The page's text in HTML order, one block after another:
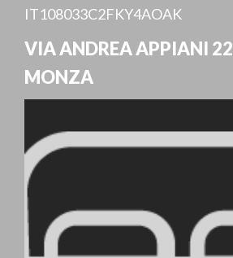
IT108033C2FKY4AOAK
VIA ANDREA APPIANI 22
MONZA